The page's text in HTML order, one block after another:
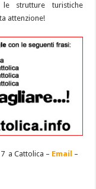
strutture turistiche
attenzione!
a Cattolica – Email –